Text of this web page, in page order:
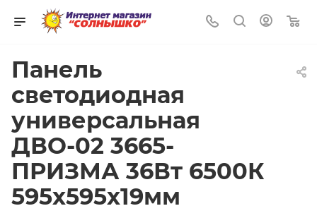
Панель
светодиодная
универсальная
ДВО-02 3665-
ПРИЗМА 36Вт 6500К
595х595х19мм